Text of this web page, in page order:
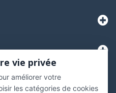
des Avis Garantis,
vie privée
améliorer votre
les catégories de cookies